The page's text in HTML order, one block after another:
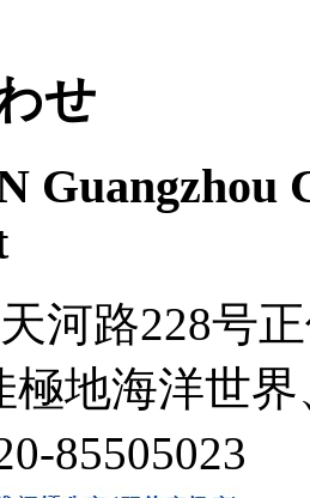
せ
Guangzhou
河路228号
極地海洋世
85505023